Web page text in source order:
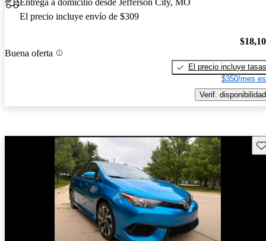
El precio incluye envío de $309
Buena oferta
El precio incluye tasas
$350/mes
Verif. disponibilidad